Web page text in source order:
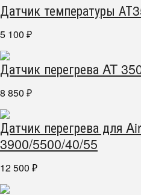
Датчик температуры
5 100 ₽
Датчик перегрева AT
8 850 ₽
Датчик перегрева для
3900/5500/40/55
12 500 ₽